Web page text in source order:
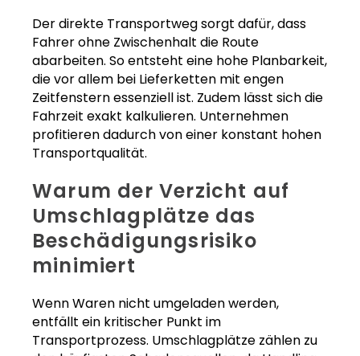
Der direkte Transportweg sorgt dafür, dass
Fahrer ohne Zwischenhalt die Route
abarbeiten. So entsteht eine hohe Planbarkeit,
die vor allem bei Lieferketten mit engen
Zeitfenstern essenziell ist. Zudem lässt sich die
Fahrzeit exakt kalkulieren. Unternehmen
profitieren dadurch von einer konstant hohen
Transportqualität.
Warum der Verzicht auf
Umschlagplätze das
Beschädigungsrisiko
minimiert
Wenn Waren nicht umgeladen werden,
entfällt ein kritischer Punkt im
Transportprozess. Umschlagplätze zählen zu